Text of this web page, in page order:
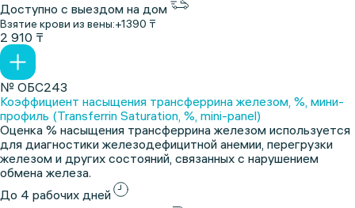
Доступно с выездом на дом
Взятие крови из вены:+1390 ₸
2 910 ₸
№ ОБС243
Коэффициент насыщения трансферрина железом, %, мини-
профиль (Transferrin Saturation, %, mini-panel)
Оценка % насыщения трансферрина железом используется
для диагностики железодефицитной анемии, перегрузки
железом и других состояний, связанных с нарушением
обмена железа.
До 4 рабочих дней